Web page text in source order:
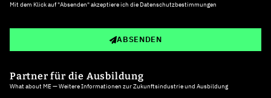
Mit dem Klick auf "Absenden" akzeptiere ich die Datenschutzbestimmungen
ABSENDEN
Partner für die Ausbildung
What about ME — Weitere Informationen zur Zukunftsindustrie und Ausbildung